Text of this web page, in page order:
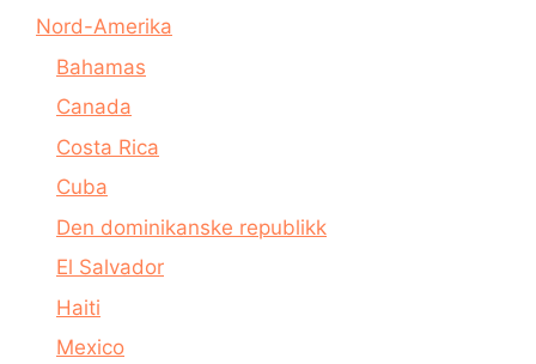
Nord-Amerika
Bahamas
Canada
Costa Rica
Cuba
Den dominikanske republikk
El Salvador
Haiti
Mexico